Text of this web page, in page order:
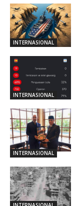
INTERNASIONAL
INTERNASIONAL
INTERNASIONAL